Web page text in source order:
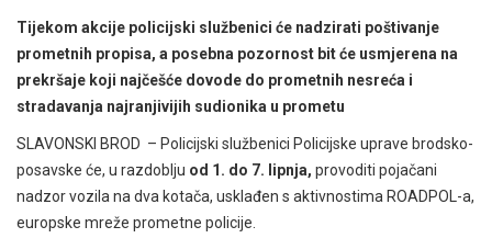
Tijekom akcije policijski službenici će nadzirati poštivanje
prometnih propisa, a posebna pozornost bit će usmjerena na
prekršaje koji najčešće dovode do prometnih nesreća i
stradavanja najranjivijih sudionika u prometu
SLAVONSKI BROD – Policijski službenici Policijske uprave brodsko-
posavske će, u razdoblju od 1. do 7. lipnja, provoditi pojačani
nadzor vozila na dva kotača, usklađen s aktivnostima ROADPOL-a,
europske mreže prometne policije.